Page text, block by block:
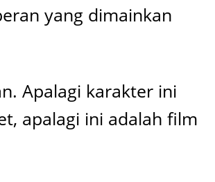
yang dimainkan
Apalagi karakter ini
apalagi ini adalah film